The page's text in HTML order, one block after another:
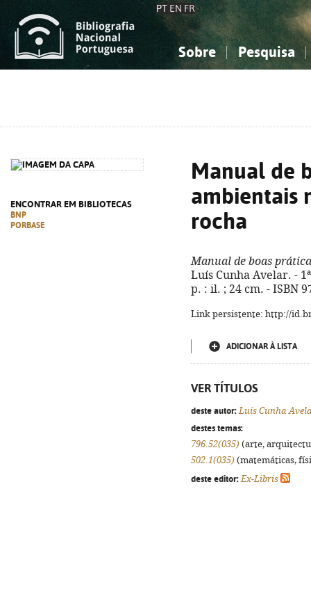
PT EN FR
Sobre Pesquisa
ENCONTRAR EM BIBLIOTECAS
BNP
PORBASE
Manual de
ambientais
rocha
Manual de boas
Luís Cunha Avelar. -
p. : il. ; 24 cm. - ISBN
Link persistente: http://
ADICIONAR À LISTA
VER TÍTULOS
deste autor: Luís Cunha
destes temas:
796.52(035) (arte,
502.1(035) (matemáticas,
deste editor: Ex-Libris